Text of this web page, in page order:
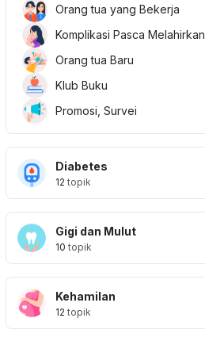
Orang tua yang Bekerja
Komplikasi Pasca Melahirkan
Orang tua Baru
Klub Buku
Promosi, Survei
Diabetes
12 topik
Gigi dan Mulut
10 topik
Kehamilan
12 topik